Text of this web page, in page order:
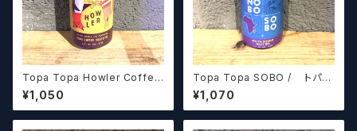
Topa Topa Howler Coffee
Double IPA / ハウラー コーヒ
ー ダブルIPA
¥1,050
Topa Topa SOBO / トパト
パ ソボ
¥1,070